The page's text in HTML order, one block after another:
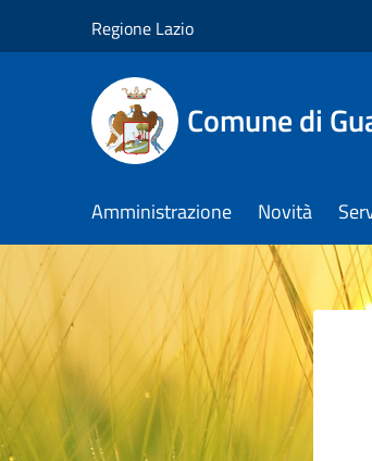
Regione Lazio
Comune di
Amministrazione Novità